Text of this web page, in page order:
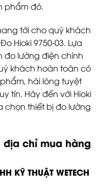
phẩm đó.
tới cho quý khách
Hioki 9750-03. Lựa
đo lường điện chính
khách hoàn toàn có
hài lòng tuyệt
tín. Hãy đến với Hioki
chọn thiết bị đo lường
địa chỉ mua hàng
KỸ THUẬT WETECH